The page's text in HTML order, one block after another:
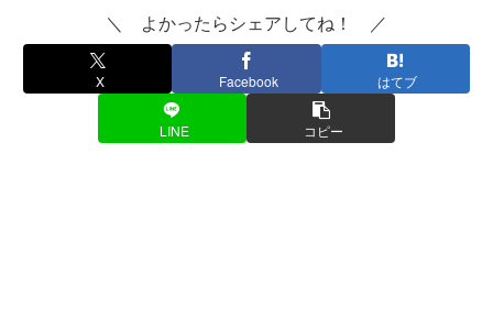
＼ よかったらシェアしてね！ ／
X Facebook はてブ
LINE コピー